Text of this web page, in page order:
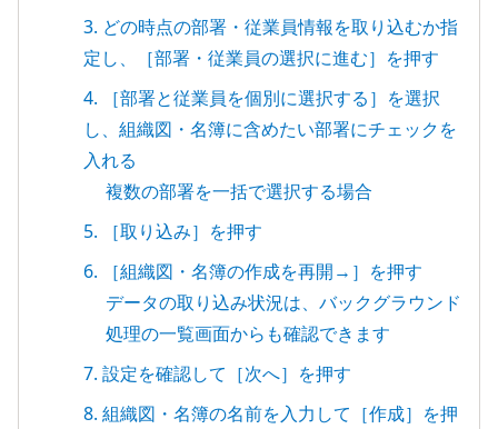
3. どの時点の部署・従業員情報を取り込むか指
定し、［部署・従業員の選択に進む］を押す
4. ［部署と従業員を個別に選択する］を選択
し、組織図・名簿に含めたい部署にチェックを
入れる
複数の部署を一括で選択する場合
5. ［取り込み］を押す
6. ［組織図・名簿の作成を再開→］を押す
データの取り込み状況は、バックグラウンド
処理の一覧画面からも確認できます
7. 設定を確認して［次へ］を押す
8. 組織図・名簿の名前を入力して［作成］を押